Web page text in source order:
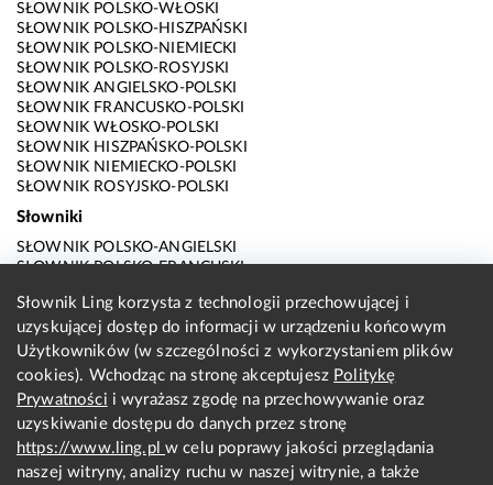
SŁOWNIK POLSKO-WŁOSKI
SŁOWNIK POLSKO-HISZPAŃSKI
SŁOWNIK POLSKO-NIEMIECKI
SŁOWNIK POLSKO-ROSYJSKI
SŁOWNIK ANGIELSKO-POLSKI
SŁOWNIK FRANCUSKO-POLSKI
SŁOWNIK WŁOSKO-POLSKI
SŁOWNIK HISZPAŃSKO-POLSKI
SŁOWNIK NIEMIECKO-POLSKI
SŁOWNIK ROSYJSKO-POLSKI
Słowniki
SŁOWNIK POLSKO-ANGIELSKI
SŁOWNIK POLSKO-FRANCUSKI
SŁOWNIK POLSKO-HISZPAŃSKI
SŁOWNIK POLSKO-NIEMIECKI
SŁOWNIK POLSKO-ROSYJSKI
SŁOWNIK ANGIELSKO-POLSKI
SŁOWNIK FRANCUSKO-POLSKI
SŁOWNIK WŁOSKO-POLSKI
SŁOWNIK HISZPAŃSKO-POLSKI
SŁOWNIK NIEMIECKO-POLSKI
SŁOWNIK ROSYJSKO-POLSKI
Słownik Ling korzysta z technologii przechowującej i
uzyskującej dostęp do informacji w urządzeniu końcowym
Użytkowników (w szczególności z wykorzystaniem plików
cookies). Wchodząc na stronę akceptujesz Politykę
Prywatności i wyrażasz zgodę na przechowywanie oraz
uzyskiwanie dostępu do danych przez stronę
https://www.ling.plw celu poprawy jakości przeglądania
naszej witryny, analizy ruchu w naszej witrynie, a także